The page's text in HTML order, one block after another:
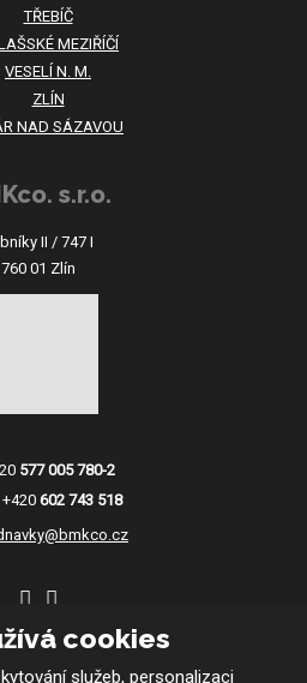
TŘEBÍČ
MEZIŘÍČÍ
VESELÍ N. M.
ZLÍN
NAD SÁZAVOU
s.r.o.
II / 747 I
760 01 Zlín
577 005 780-2
+420 602 743 518
cookies
služeb, personalizaci